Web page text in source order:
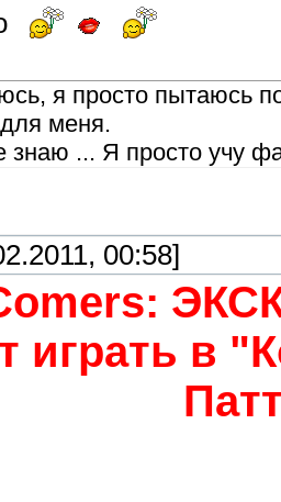
я просто пытаюсь
меня.
знаю ... Я просто учу
00:58]
играть в